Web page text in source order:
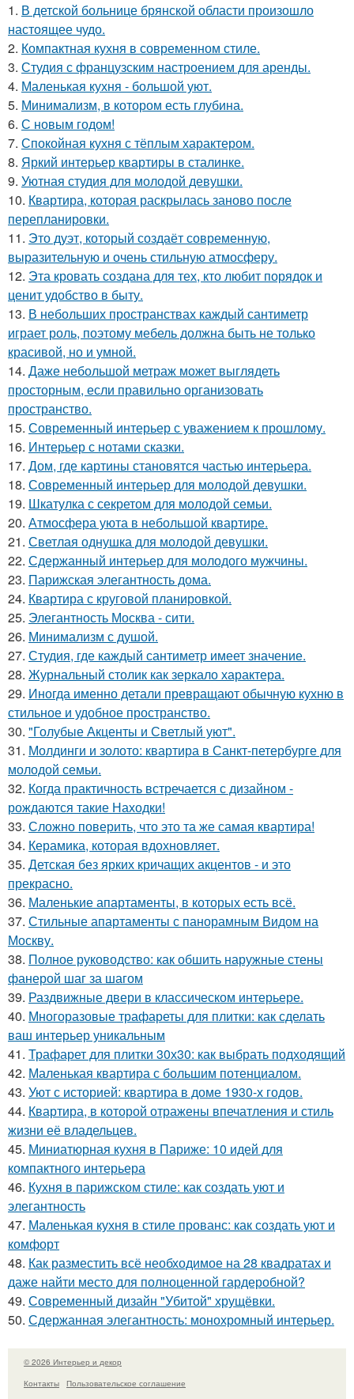
1. В детской больнице брянской области произошло
настоящее чудо.
2. Компактная кухня в современном стиле.
3. Студия с французским настроением для аренды.
4. Маленькая кухня - большой уют.
5. Минимализм, в котором есть глубина.
6. С новым годом!
7. Спокойная кухня с тёплым характером.
8. Яркий интерьер квартиры в сталинке.
9. Уютная студия для молодой девушки.
10. Квартира, которая раскрылась заново после
перепланировки.
11. Это дуэт, который создаёт современную,
выразительную и очень стильную атмосферу.
12. Эта кровать создана для тех, кто любит порядок и
ценит удобство в быту.
13. В небольших пространствах каждый сантиметр
играет роль, поэтому мебель должна быть не только
красивой, но и умной.
14. Даже небольшой метраж может выглядеть
просторным, если правильно организовать
пространство.
15. Современный интерьер с уважением к прошлому.
16. Интерьер с нотами сказки.
17. Дом, где картины становятся частью интерьера.
18. Современный интерьер для молодой девушки.
19. Шкатулка с секретом для молодой семьи.
20. Атмосфера уюта в небольшой квартире.
21. Светлая однушка для молодой девушки.
22. Сдержанный интерьер для молодого мужчины.
23. Парижская элегантность дома.
24. Квартира с круговой планировкой.
25. Элегантность Москва - сити.
26. Минимализм с душой.
27. Студия, где каждый сантиметр имеет значение.
28. Журнальный столик как зеркало характера.
29. Иногда именно детали превращают обычную кухню в
стильное и удобное пространство.
30. "Голубые Акценты и Светлый уют".
31. Молдинги и золото: квартира в Санкт-петербурге для
молодой семьи.
32. Когда практичность встречается с дизайном -
рождаются такие Находки!
33. Сложно поверить, что это та же самая квартира!
34. Керамика, которая вдохновляет.
35. Детская без ярких кричащих акцентов - и это
прекрасно.
36. Маленькие апартаменты, в которых есть всё.
37. Стильные апартаменты с панорамным Видом на
Москву.
38. Полное руководство: как обшить наружные стены
фанерой шаг за шагом
39. Раздвижные двери в классическом интерьере.
40. Многоразовые трафареты для плитки: как сделать
ваш интерьер уникальным
41. Трафарет для плитки 30х30: как выбрать подходящий
42. Маленькая квартира с большим потенциалом.
43. Уют с историей: квартира в доме 1930-х годов.
44. Квартира, в которой отражены впечатления и стиль
жизни её владельцев.
45. Миниатюрная кухня в Париже: 10 идей для
компактного интерьера
46. Кухня в парижском стиле: как создать уют и
элегантность
47. Маленькая кухня в стиле прованс: как создать уют и
комфорт
48. Как разместить всё необходимое на 28 квадратах и
даже найти место для полноценной гардеробной?
49. Современный дизайн "Убитой" хрущёвки.
50. Сдержанная элегантность: монохромный интерьер.
© 2026 Интерьер и декор
Контакты
Пользовательское соглашение